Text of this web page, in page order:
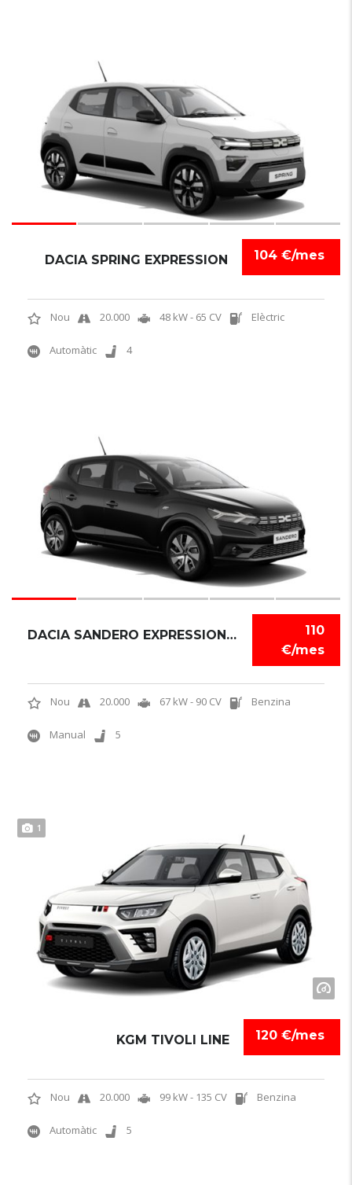
104 €/mes
DACIA SPRING EXPRESSION
Nou 20.000 48 kW - 65 CV Elèctric
Automàtic 4
110
€/mes
DACIA SANDERO EXPRESSION TCE
Nou 20.000 67 kW - 90 CV Benzina
Manual 5
1
120 €/mes
KGM TIVOLI LINE
Nou 20.000 99 kW - 135 CV Benzina
Automàtic 5